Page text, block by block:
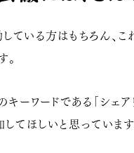
ている方はもちろん、
キーワードである「シェ
てほしいと思っています